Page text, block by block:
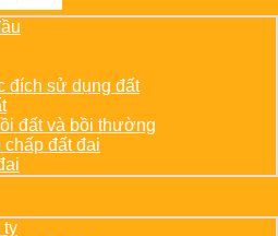
đích sử dụng đất
đất và bồi thường
chấp đất đai
ty